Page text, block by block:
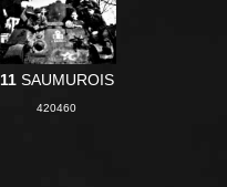
11SAUMUROIS
420460